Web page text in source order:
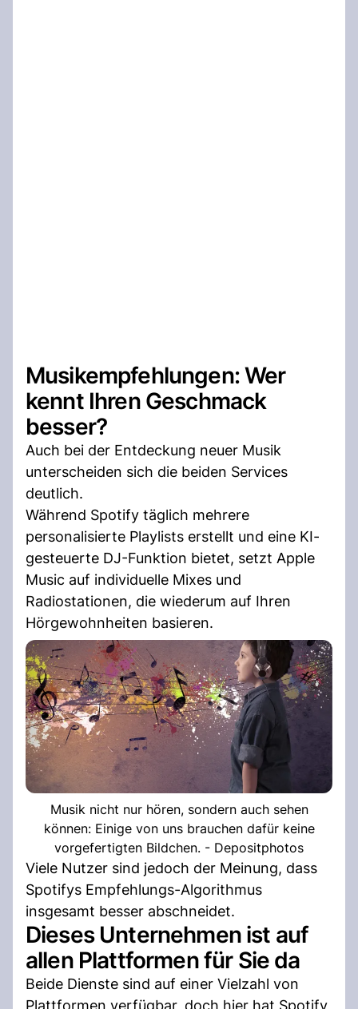
Musikempfehlungen: Wer
kennt Ihren Geschmack
besser?
Auch bei der Entdeckung neuer Musik
unterscheiden sich die beiden Services
deutlich.
Während Spotify täglich mehrere
personalisierte Playlists erstellt und eine KI-
gesteuerte DJ-Funktion bietet, setzt Apple
Music auf individuelle Mixes und
Radiostationen, die wiederum auf Ihren
Hörgewohnheiten basieren.
Musik nicht nur hören, sondern auch sehen
können: Einige von uns brauchen dafür keine
vorgefertigten Bildchen. - Depositphotos
Viele Nutzer sind jedoch der Meinung, dass
Spotifys Empfehlungs-Algorithmus
insgesamt besser abschneidet.
Dieses Unternehmen ist auf
allen Plattformen für Sie da
Beide Dienste sind auf einer Vielzahl von
Plattformen verfügbar, doch hier hat Spotify